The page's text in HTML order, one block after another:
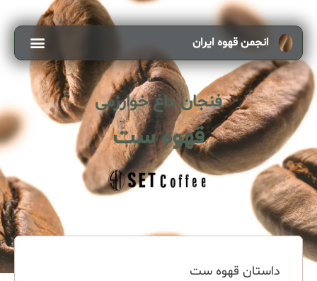
انجمن قهوه ایران
فنجان داغ خوارزمی
قهوه ست
داستان قهوه ست